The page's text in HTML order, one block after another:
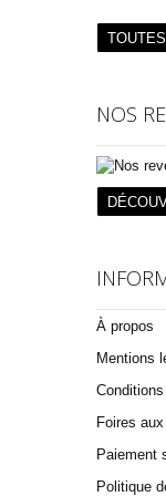
NOS
À propos
Mentions
Foires
Paiement
Politique